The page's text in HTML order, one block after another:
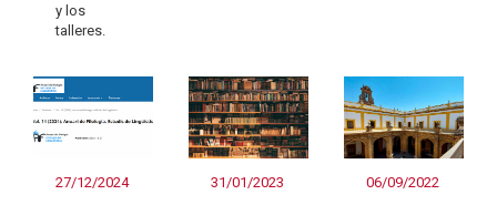
y los
talleres.
27/12/2024 31/01/2023 06/09/2022